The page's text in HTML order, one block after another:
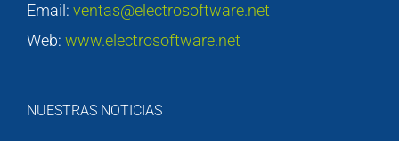
Email: ventas@electrosoftware.net
Web: www.electrosoftware.net
NUESTRAS NOTICIAS